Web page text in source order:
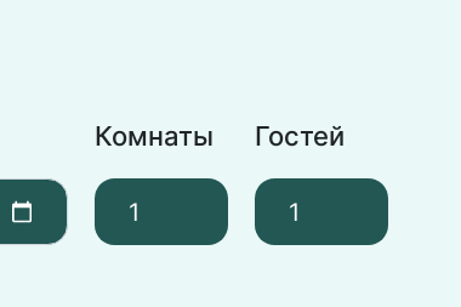
Комнаты Гостей